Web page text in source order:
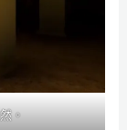
。